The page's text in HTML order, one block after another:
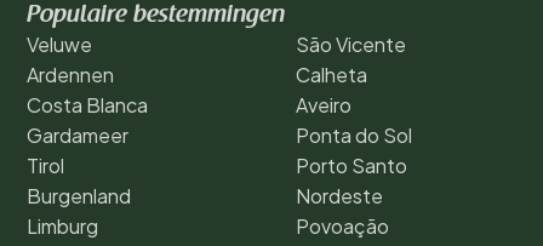
Populaire bestemmingen
Veluwe
Ardennen
Costa Blanca
Gardameer
Tirol
Burgenland
Limburg
São Vicente
Calheta
Aveiro
Ponta do Sol
Porto Santo
Nordeste
Povoação